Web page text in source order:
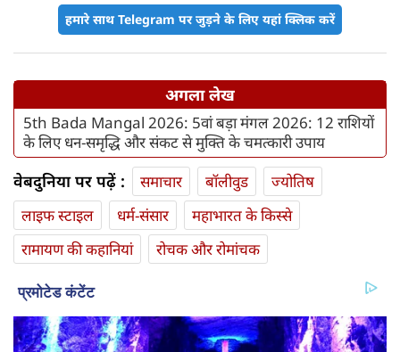
हमारे साथ Telegram पर जुड़ने के लिए यहां क्लिक करें
अगला लेख
5th Bada Mangal 2026: 5वां बड़ा मंगल 2026: 12 राशियों
के लिए धन-समृद्धि और संकट से मुक्ति के चमत्कारी उपाय
वेबदुनिया पर पढ़ें : समाचार बॉलीवुड
ज्योतिष
लाइफ स्‍टाइल
धर्म-संसार
महाभारत के किस्से
रामायण की कहानियां
रोचक और रोमांचक